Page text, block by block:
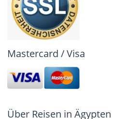
Mastercard / Visa
Über Reisen in Ägypten